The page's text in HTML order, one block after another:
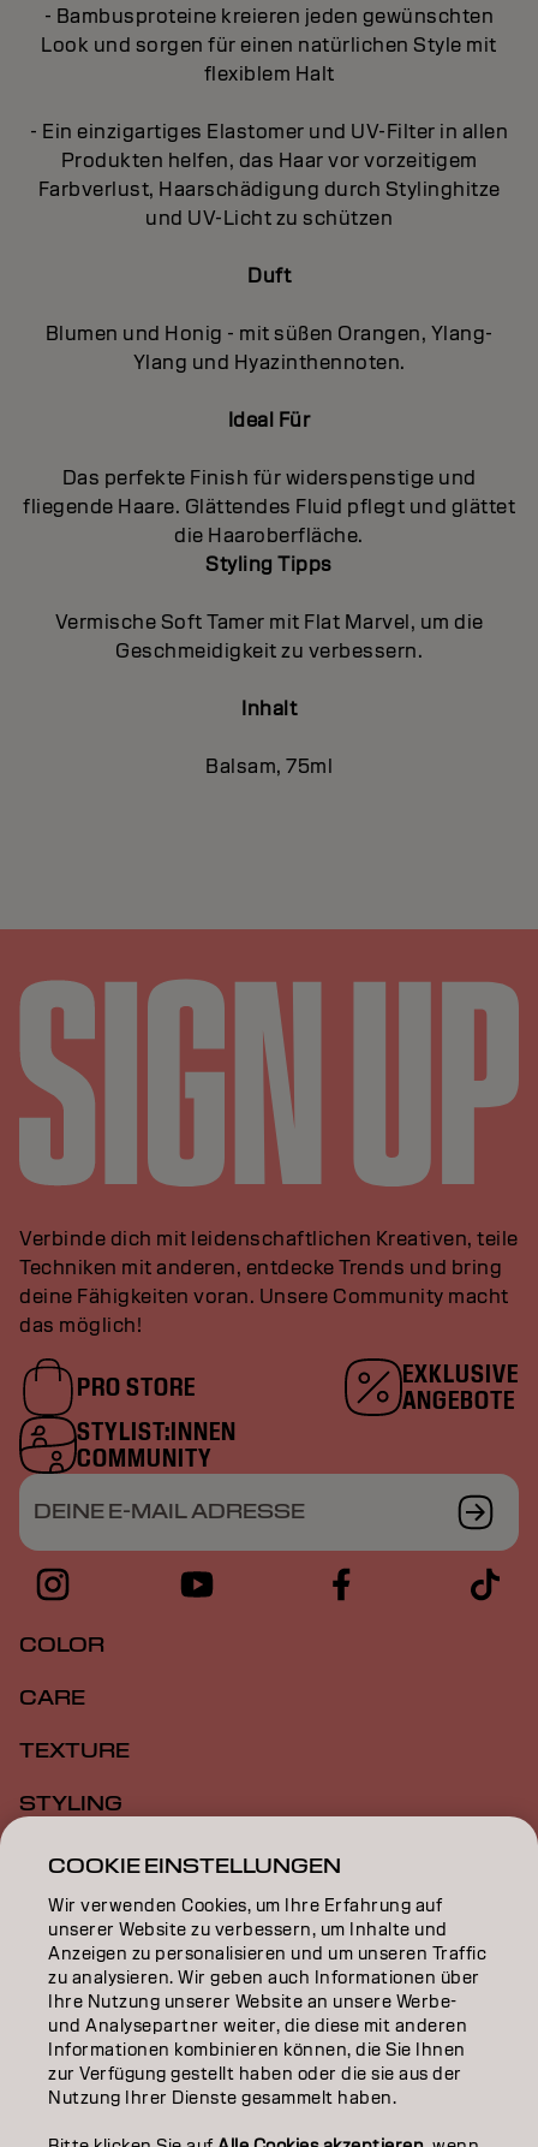
- Bambusproteine kreieren jeden gewünschten
Look und sorgen für einen natürlichen Style mit
flexiblem Halt
- Ein einzigartiges Elastomer und UV-Filter in allen
Produkten helfen, das Haar vor vorzeitigem
Farbverlust, Haarschädigung durch Stylinghitze
und UV-Licht zu schützen
Duft
Blumen und Honig - mit süßen Orangen, Ylang-
Ylang und Hyazinthennoten.
Ideal Für
Das perfekte Finish für widerspenstige und
fliegende Haare. Glättendes Fluid pflegt und glättet
die Haaroberfläche.
Styling Tipps
Vermische Soft Tamer mit Flat Marvel, um die
Geschmeidigkeit zu verbessern.
Inhalt
Balsam, 75ml
Verbinde dich mit leidenschaftlichen Kreativen, teile
Techniken mit anderen, entdecke Trends und bring
deine Fähigkeiten voran. Unsere Community macht
das möglich!
PRO STORE
EXKLUSIVE
ANGEBOTE
STYLIST:INNEN
COMMUNITY
DEINE E-MAIL ADRESSE
COLOR
CARE
TEXTURE
STYLING
INSPIRATION
EDUCATION
ÜBER
SALON FINDER
PARTNER WERDEN
COOKIE EINSTELLUNGEN
Wir verwenden Cookies, um Ihre Erfahrung auf
unserer Website zu verbessern, um Inhalte und
Anzeigen zu personalisieren und um unseren Traffic
zu analysieren. Wir geben auch Informationen über
Ihre Nutzung unserer Website an unsere Werbe-
und Analysepartner weiter, die diese mit anderen
Informationen kombinieren können, die Sie Ihnen
zur Verfügung gestellt haben oder die sie aus der
Nutzung Ihrer Dienste gesammelt haben.